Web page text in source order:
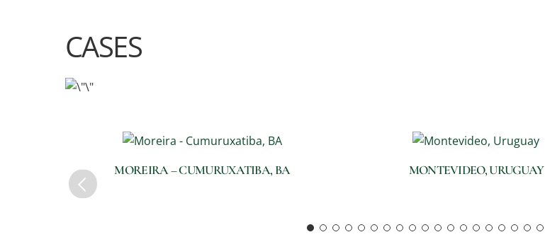
CASES
MOREIRA – CUMURUXATIBA, BA MONTEVIDEO, URUGUAY